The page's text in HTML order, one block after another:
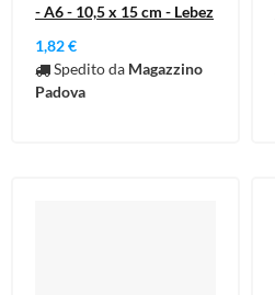
- A6 - 10,5 x 15 cm - Lebez
1,82 €
Spedito da Magazzino
Padova